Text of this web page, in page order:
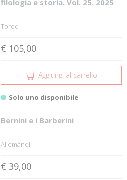
filologia e storia. Vol. 25. 2025
Tored
€ 105,00
Aggiungi al carrello
Solo uno disponibile
Bernini e i Barberini
Allemandi
€ 39,00